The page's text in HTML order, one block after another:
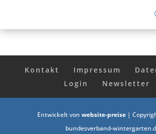
Kontakt Impressum
Login
Newsletter
Entwickelt von website-preise|
bundesverband-